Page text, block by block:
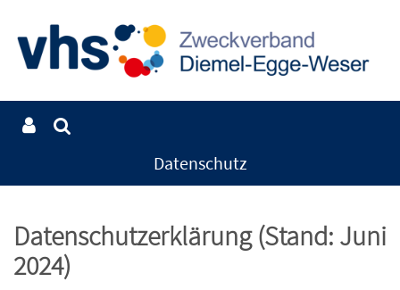
Datenschutz
Datenschutzerklärung (Stand: Juni
2024)